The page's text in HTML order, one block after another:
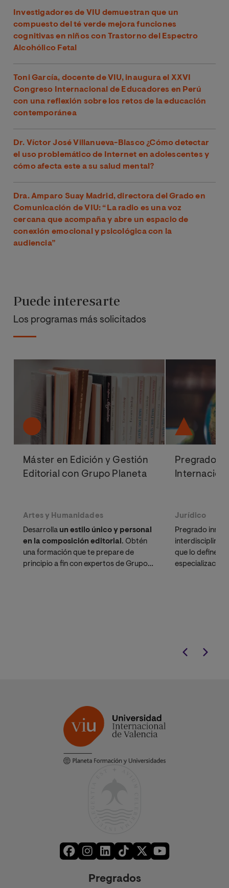
Investigadores de VIU demuestran que un
compuesto del té verde mejora funciones
cognitivas en niños con Trastorno del Espectro
Alcohólico Fetal
Toni García, docente de VIU, inaugura el XXVI
Congreso Internacional de Educadores en Perú
con una reflexión sobre los retos de la educación
contemporánea
Dr. Víctor José Villanueva-Blasco ¿Cómo detectar
el uso problemático de Internet en adolescentes y
cómo afecta este a su salud mental?
Dra. Amparo Suay Madrid, directora del Grado en
Comunicación de VIU: “La radio es una voz
cercana que acompaña y abre un espacio de
conexión emocional y psicológica con la
audiencia”
Puede interesarte
Los programas más solicitados
Máster en Edición y Gestión
Editorial con Grupo Planeta
Artes y Humanidades
Desarrolla un estilo único y personal
en la composición editorial . Obtén
una formación que te prepare de
principio a fin con expertos de Grupo
Pregrado
Jurídico
Pregrado
interdisciplinar
que lo definen,
especialización.
Pregrados